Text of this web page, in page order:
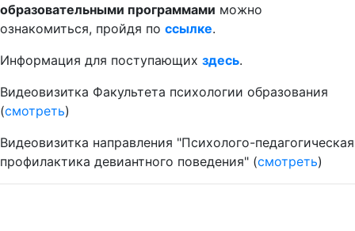
образовательными программами можно
ознакомиться, пройдя по ссылке.
Информация для поступающих здесь.
Видеовизитка Факультета психологии образования
(смотреть)
Видеовизитка направления "Психолого-педагогическая
профилактика девиантного поведения" (смотреть)